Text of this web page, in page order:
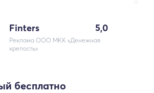
Finters 5,0
Реклама ООО МКК «Денежная
крепость»
бесплатно